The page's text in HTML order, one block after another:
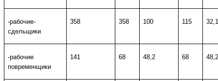
-рабочие-
сдельщики
358 358 100 115
-рабочие
повременщики
141 68 48,2 68